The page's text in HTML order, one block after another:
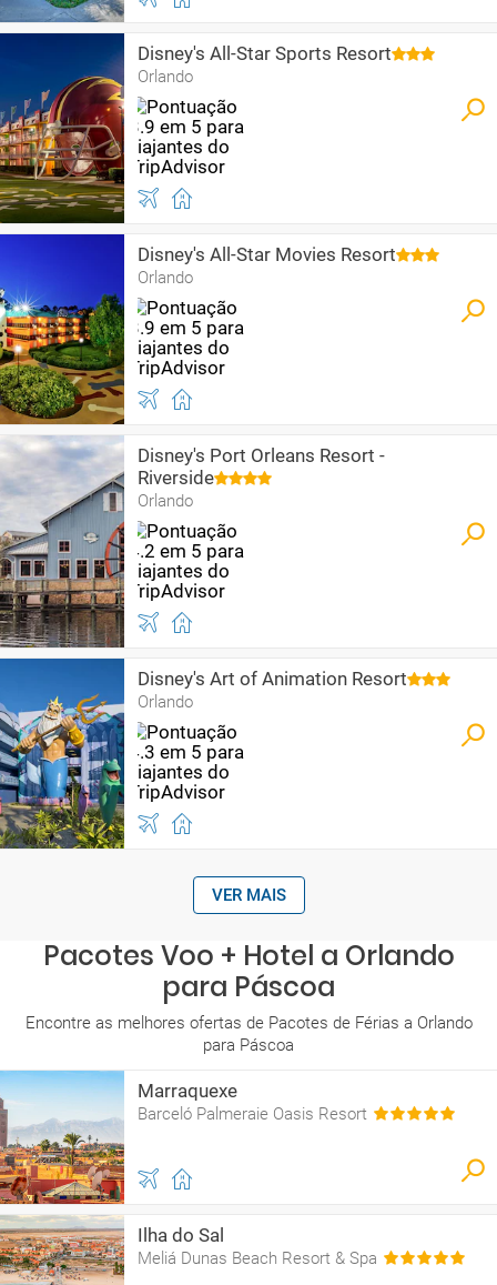
Disney's All-Star Sports Resort
Orlando
Disney's All-Star Movies Resort
Orlando
Disney's Port Orleans Resort -
Riverside
Orlando
Disney's Art of Animation Resort
Orlando
VER MAIS
Pacotes Voo + Hotel a Orlando
para Páscoa
Encontre as melhores ofertas de Pacotes de Férias a Orlando
para Páscoa
Marraquexe
Barceló Palmeraie Oasis Resort
Ilha do Sal
Meliá Dunas Beach Resort & Spa